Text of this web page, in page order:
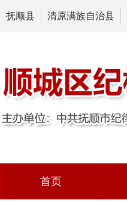
抚顺县 清原满族自治县
首页